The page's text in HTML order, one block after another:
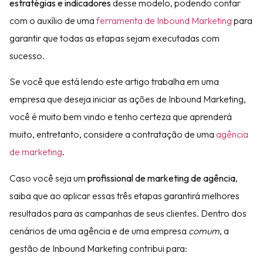
estratégias e indicadoresdesse modelo, podendo contar
com o auxílio de uma ferramenta de Inbound Marketing para
garantir que todas as etapas sejam executadas com
sucesso.
Se você que está lendo este artigo trabalha em uma
empresa que deseja iniciar as ações de Inbound Marketing,
você é muito bem vindo e tenho certeza que aprenderá
muito, entretanto, considere a contratação de uma agência
de marketing.
Caso você seja um profissional de marketing de agência,
saiba que ao aplicar essas três etapas garantirá melhores
resultados para as campanhas de seus clientes. Dentro dos
cenários de uma agência e de uma empresa comum, a
gestão de Inbound Marketing contribui para: